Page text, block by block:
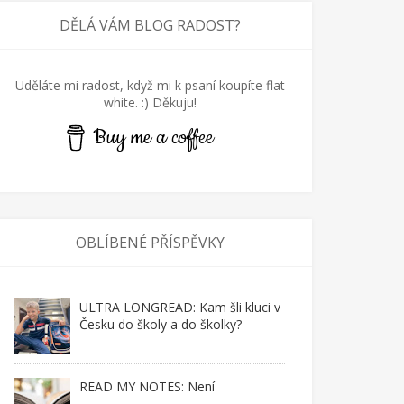
DĚLÁ VÁM BLOG RADOST?
Uděláte mi radost, když mi k psaní koupíte flat
white. :) Děkuju!
Buy me a coffee
OBLÍBENÉ PŘÍSPĚVKY
ULTRA LONGREAD: Kam šli kluci v
Česku do školy a do školky?
READ MY NOTES: Není